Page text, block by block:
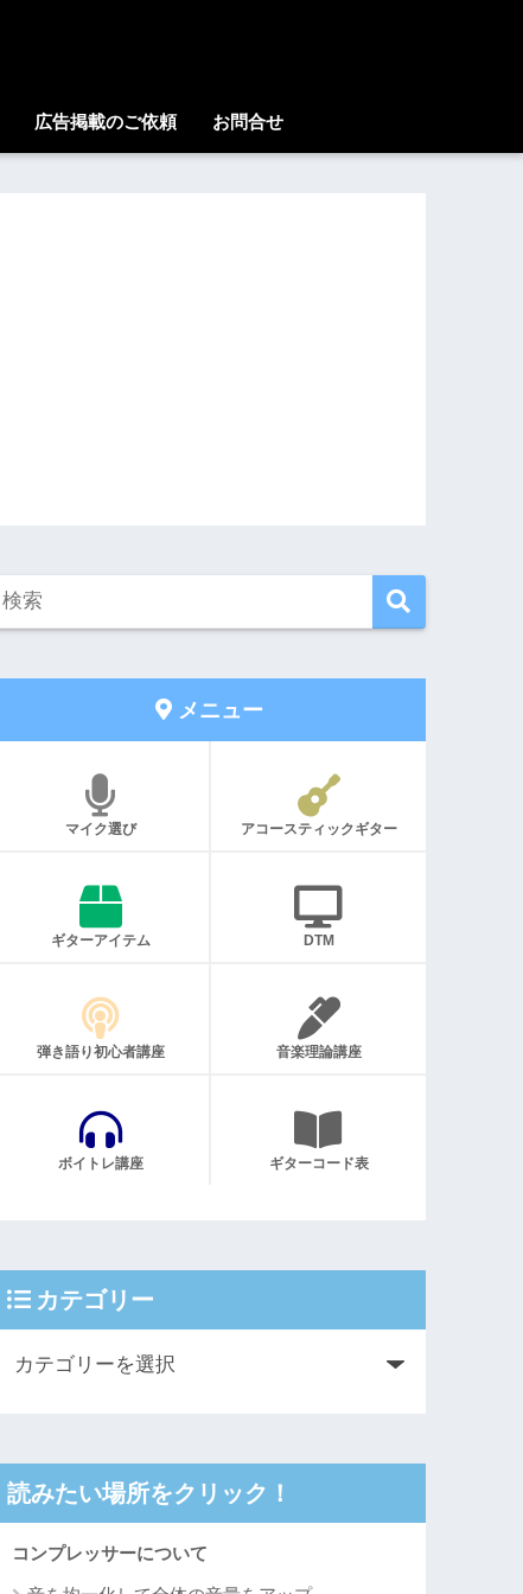
広告掲載のご依頼 お問合せ
メニュー
マイク選び アコースティックギター
ギターアイテム DTM
弾き語り初心者講座 音楽理論講座
ボイトレ講座 ギターコード表
カテゴリー
読みたい場所をクリック！
コンプレッサーについて